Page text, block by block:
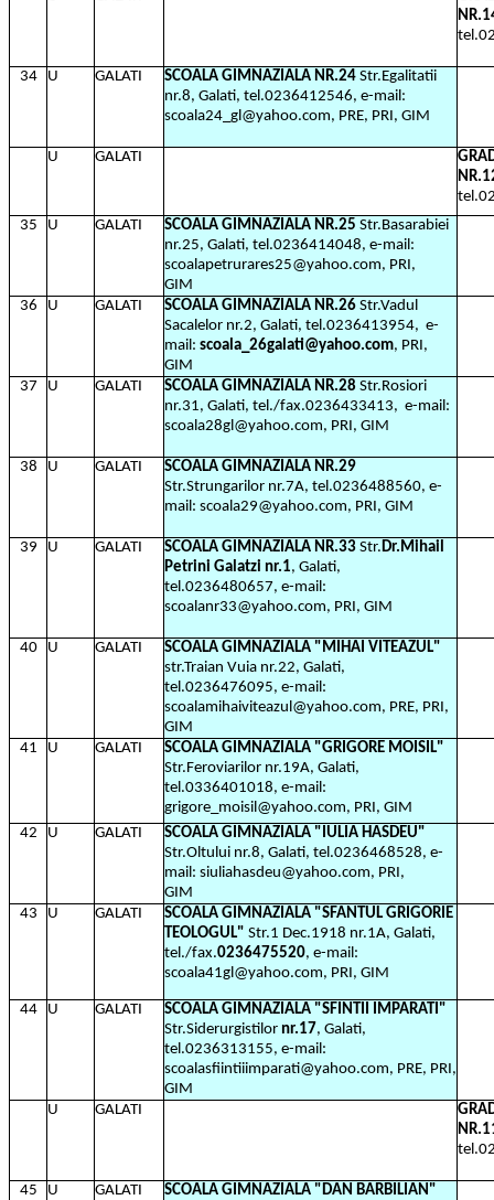
34 U GALATI SCOALA GIMNAZIALA NR.24 Str.Egalitatii
nr.8, Galati, tel.0236412546, e-mail:
scoala24_gl@yahoo.com, PRE, PRI, GIM
U GALATI
35
U GALATI SCOALA GIMNAZIALA NR.25 Str.Basarabiei
nr.25, Galati, tel.0236414048, e-mail:
scoalapetrurares25@yahoo.com, PRI,
GIM
36
U GALATI SCOALA GIMNAZIALA NR.26 Str.Vadul
Sacalelor nr.2, Galati, tel.0236413954, e-
mail: scoala_26galati@yahoo.com, PRI,
GIM
37
U GALATI SCOALA GIMNAZIALA NR.28 Str.Rosiori
nr.31, Galati, tel./fax.0236433413, e-mail:
scoala28gl@yahoo.com, PRI, GIM
38 U GALATI
SCOALA GIMNAZIALA NR.29
Str.Strungarilor nr.7A, tel.0236488560, e-
mail: scoala29@yahoo.com, PRI, GIM
39 U GALATI SCOALA GIMNAZIALA NR.33 Str.Dr.Mihail
Petrini Galatzi nr.1, Galati,
tel.0236480657, e-mail:
scoalanr33@yahoo.com, PRI, GIM
40 U GALATI
SCOALA GIMNAZIALA "MIHAI VITEAZUL"
str.Traian Vuia nr.22, Galati,
tel.0236476095, e-mail:
scoalamihaiviteazul@yahoo.com, PRE, PRI,
GIM
41
U GALATI
SCOALA GIMNAZIALA "GRIGORE MOISIL"
Str.Feroviarilor nr.19A, Galati,
tel.0336401018, e-mail:
grigore_moisil@yahoo.com, PRI, GIM
42
U GALATI
SCOALA GIMNAZIALA "IULIA HASDEU"
Str.Oltului nr.8, Galati, tel.0236468528, e-
mail: siuliahasdeu@yahoo.com, PRI,
GIM
43
U GALATI
SCOALA GIMNAZIALA "SFANTUL GRIGORIE
TEOLOGUL" Str.1 Dec.1918 nr.1A, Galati,
tel./fax.0236475520, e-mail:
scoala41gl@yahoo.com, PRI, GIM
44 U GALATI
SCOALA GIMNAZIALA "SFINTII IMPARATI"
Str.Siderurgistilor nr.17, Galati,
tel.0236313155, e-mail:
scoalasfiintiiimparati@yahoo.com, PRE, PRI,
GIM
U
GALATI
45 U GALATI
SCOALA GIMNAZIALA "DAN BARBILIAN"